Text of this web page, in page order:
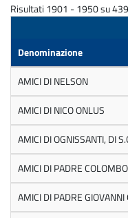
Risultati 1901 - 1950 su
Denominazione
AMICI DI NELSON
AMICI DI NICO ONLUS
AMICI DI OGNISSANTI, DI
AMICI DI PADRE COLOMBO
AMICI DI PADRE